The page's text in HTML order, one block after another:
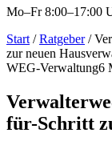
Mo–Fr 8:00–17:00
Start / Ratgeber/
zur neuen
WEG-Verwaltung6
für-Schritt